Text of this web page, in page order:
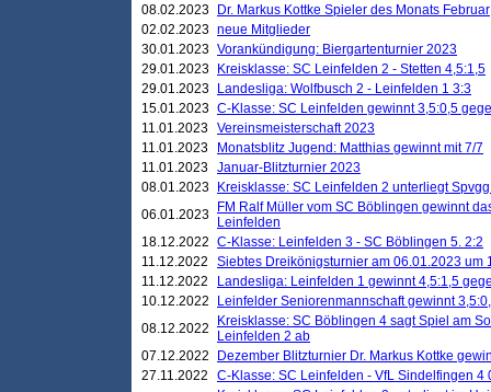
08.02.2023
Dr. Markus Kottke Spieler des Monats Februar
02.02.2023 neue Mitglieder
30.01.2023 Vorankündigung: Biergartenturnier 2023
29.01.2023
Kreisklasse: SC Leinfelden 2 - Stetten 4,5:1,5
29.01.2023
Landesliga: Wolfbusch 2 - Leinfelden 1 3:3
15.01.2023 C-Klasse: SC Leinfelden gewinnt 3,5:0,5
11.01.2023 Vereinsmeisterschaft 2023
11.01.2023
Monatsblitz Jugend: Matthias gewinnt mit 7/7
11.01.2023 Januar-Blitzturnier 2023
08.01.2023
Kreisklasse: SC Leinfelden 2 unterliegt
06.01.2023
FM Ralf Müller vom SC Böblingen gewinnt
Leinfelden
18.12.2022 C-Klasse: Leinfelden 3 - SC Böblingen 5. 2:2
11.12.2022
Siebtes Dreikönigsturnier am 06.01.2023 um
11.12.2022
Landesliga: Leinfelden 1 gewinnt 4,5:1,5
10.12.2022
Leinfelder Seniorenmannschaft gewinnt
08.12.2022
Kreisklasse: SC Böblingen 4 sagt Spiel am
Leinfelden 2 ab
07.12.2022
Dezember Blitzturnier Dr. Markus Kottke
27.11.2022
C-Klasse: SC Leinfelden - VfL Sindelfingen 4